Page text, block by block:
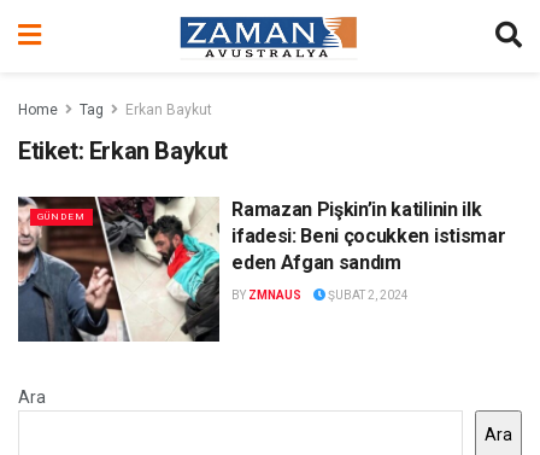
Home Tag Erkan Baykut
Etiket: Erkan Baykut
GÜNDEM
Ramazan Pişkin’in katilinin ilk
ifadesi: Beni çocukken istismar
eden Afgan sandım
BY ZMNAUS ŞUBAT 2, 2024
Ara
Ara